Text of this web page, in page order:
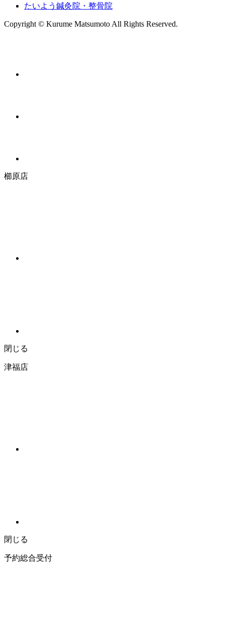
たいよう鍼灸院・整骨院
Copyright © Kurume Matsumoto All Rights Reserved.
櫛原店
閉じる
津福店
閉じる
予約総合受付